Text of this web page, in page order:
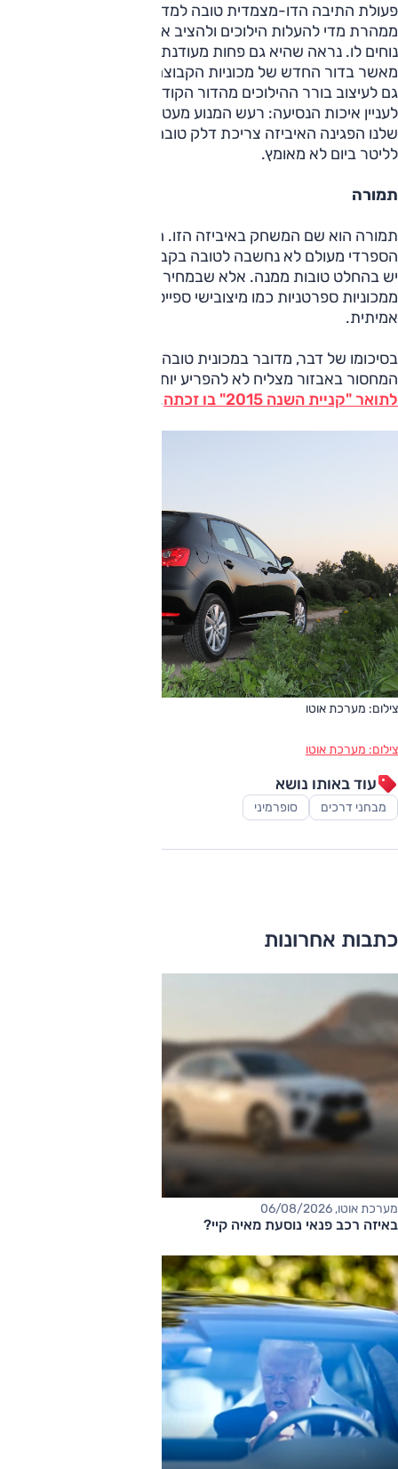
פעולת התיבה הדו-מצמדית טובה למדי, למעט התחושה שהיא
ממהרת מדי להעלות הילוכים ולהציב את המנוע בתחומים לא
נוחים לו. נראה שהיא גם פחות מעודנת (בייחוד בזחילה וזינוק)
מאשר בדור החדש של מכוניות הקבוצה. דברים אלה מתייחסים
גם לעיצוב בורר ההילוכים מהדור הקודם ולתפעולו. ובהמשך
לעניין איכות הנסיעה: רעש המנוע מעט נוכח מדי. בתנאי הנהיגה
לליטר ביום לא מאומץ.
תמורה
תמורה הוא שם המשחק באיביזה הזו. הסופרמיני של המותג
הספרדי מעולם לא נחשבה לטובה בקבוצתה, ובגילה המתקדם
יש בהחלט טובות ממנה. אלא שבמחיר כזה, אשר אינו יקר
ממכוניות ספרטניות כמו מיצובישי ספייסטאר, מדובר במציאה
אמיתית.
בסיכומו של דבר, מדובר במכונית טובה, שימושית וזריזה. גם
המחסור באבזור מצליח לא להפריע יותר מדי, והיא בהחלט ראויה
לתואר "קניית השנה 2015" בו זכתה
.
צילום: מערכת אוטו
צילום: מערכת אוטו
עוד באותו נושא
מבחני דרכים סופרמיני
כתבות אחרונות
מערכת אוטו, 06/08/2026
באיזה רכב פנאי נוסעת מאיה קיי?